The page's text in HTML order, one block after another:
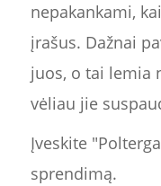
nepakankami,
įrašus. Dažnai
juos, o tai lemia
vėliau jie
Įveskite
sprendimą.